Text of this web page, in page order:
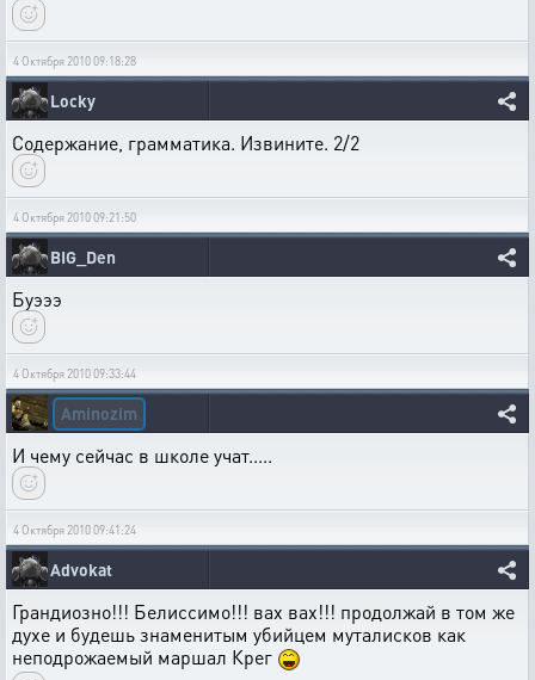
4 Октября 2010 09:18:28
Locky
Содержание, грамматика. Извините. 2/2
4 Октября 2010 09:21:50
BIG_Den
Буэээ
4 Октября 2010 09:33:44
Aminozim
И чему сейчас в школе учат.....
4 Октября 2010 09:41:24
Advokat
Грандиозно!!! Белиссимо!!! вах вах!!! продолжай в том же
духе и будешь знаменитым убийцем муталисков как
неподрожаемый маршал Крег